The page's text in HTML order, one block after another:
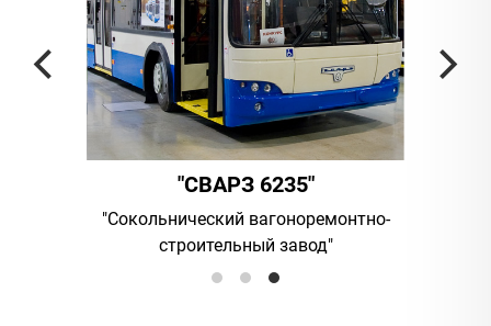
"СВАРЗ 6235"
"Сокольнический вагоноремонтно-
строительный завод"